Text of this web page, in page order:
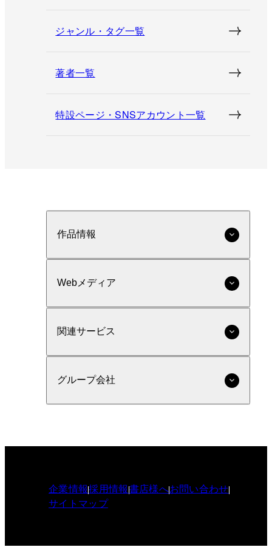
ジャンル・タグ一覧
著者一覧
特設ページ・SNSアカウント一覧
作品情報
Webメディア
関連サービス
グループ会社
企業情報採用情報書店様へお問い合わせ
サイトマップ